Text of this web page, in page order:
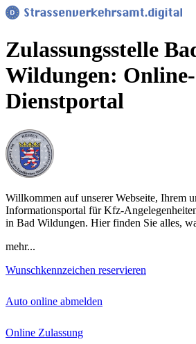
Zulassungsstelle
Wildungen: Online-
Dienstportal
Willkommen auf unserer Webseite, Ihrem
Informationsportal für Kfz-
in Bad Wildungen. Hier finden Sie alles,
mehr...
Wunschkennzeichen reservieren
Auto online abmelden
Online Zulassung